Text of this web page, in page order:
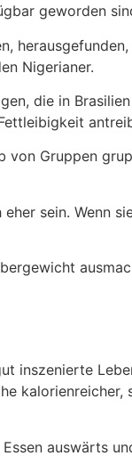
geworden
Nigerianer.
die in
Gruppen
sein. Wenn
inszenierte
kalorienreicher,
auswärts